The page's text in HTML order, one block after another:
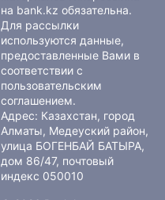
на bank.kz обязательна.
Для рассылки
используются данные,
предоставленные Вами в
соответствии с
пользовательским
соглашением.
Адрес: Казахстан, город
Алматы, Медеуский район,
улица БОГЕНБАЙ БАТЫРА,
дом 86/47, почтовый
индекс 050010